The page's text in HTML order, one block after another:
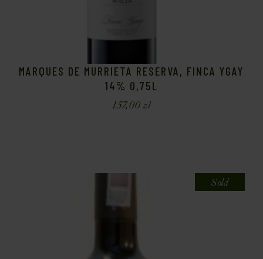
MARQUES DE MURRIETA RESERVA, FINCA YGAY
14% 0,75L
157,00zł
Sold